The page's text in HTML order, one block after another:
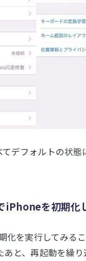
デフォルトの状
を初期化
化を実行してみる
あと、再起動を繰